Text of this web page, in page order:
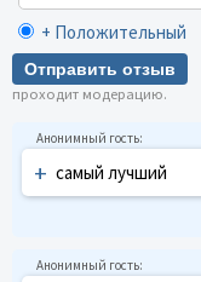
+ Положительный
Отправить отзыв
проходит модерацию.
+ самый лучший